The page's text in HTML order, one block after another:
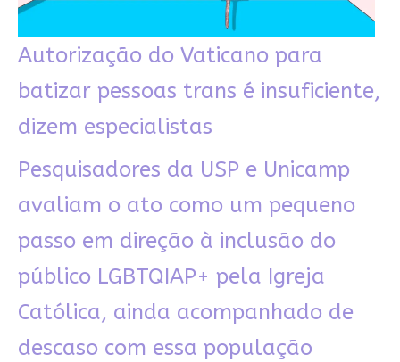
Autorização do Vaticano para
batizar pessoas trans é insuficiente,
dizem especialistas
Pesquisadores da USP e Unicamp
avaliam o ato como um pequeno
passo em direção à inclusão do
público LGBTQIAP+ pela Igreja
Católica, ainda acompanhado de
descaso com essa população